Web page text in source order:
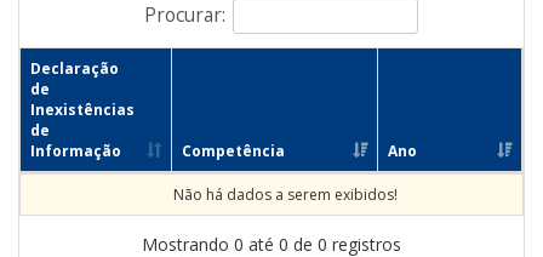
Procurar:
Declaração
de
Inexistências
de
Informação
Competência Ano
Não há dados a serem exibidos!
Mostrando 0 até 0 de 0 registros